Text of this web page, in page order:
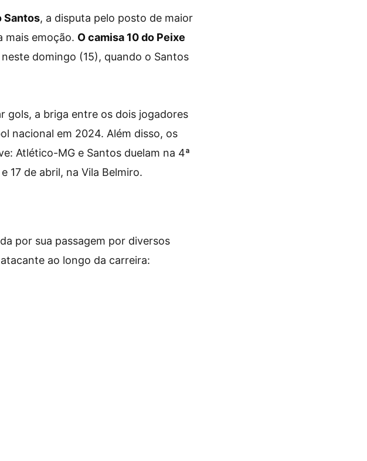
Santos, a disputa pelo posto de maior
mais emoção. O camisa 10 do Peixe
domingo (15), quando o Santos
gols, a briga entre os dois jogadores
nacional em 2024. Além disso, os
Atlético-MG e Santos duelam na 4ª
17 de abril, na Vila Belmiro.
por sua passagem por diversos
ao longo da carreira: